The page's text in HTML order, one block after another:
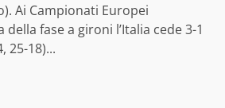
Ai Campionati Europei
fase a gironi l’Italia cede 3-1
25-18)...